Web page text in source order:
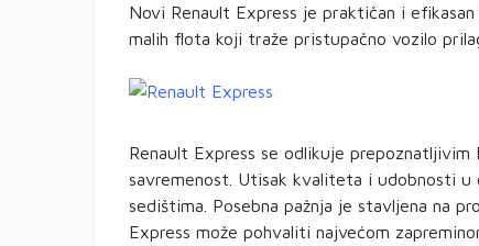
Novi Renault Express je praktičan i
malih flota koji traže pristupačno vozilo
Renault Express se odlikuje
savremenost. Utisak kvaliteta i udobnosti u
sedištima. Posebna pažnja je stavljena na
Express može pohvaliti najvećom